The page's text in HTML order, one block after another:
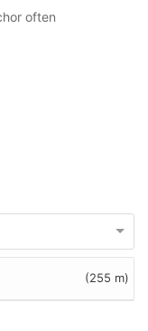
often
(255 m)